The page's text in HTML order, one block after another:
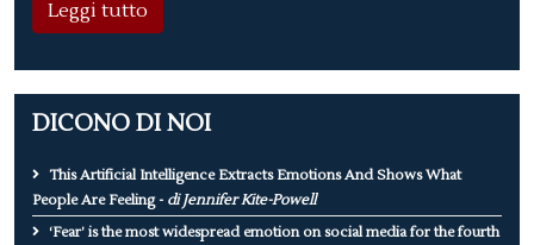
Leggi tutto
DICONO DI NOI
This Artificial Intelligence Extracts Emotions And Shows What
People Are Feeling - di Jennifer Kite-Powell
‘Fear’ is the most widespread emotion on social media for the fourth